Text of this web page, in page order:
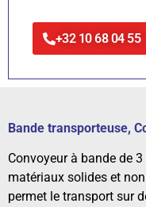
+32 10 68 04 55
Bande transporteuse,
Convoyeur à bande de
matériaux solides et
permet le transport sur